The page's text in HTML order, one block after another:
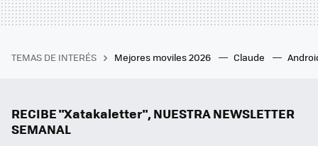
TEMAS DE INTERÉS Mejores moviles 2026 Claude
RECIBE "Xatakaletter", NUESTRA NEWSLETTER
SEMANAL